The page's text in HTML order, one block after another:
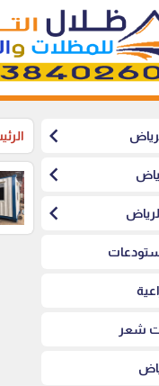
chevron_left
chevron_left
chevron_left
شعر